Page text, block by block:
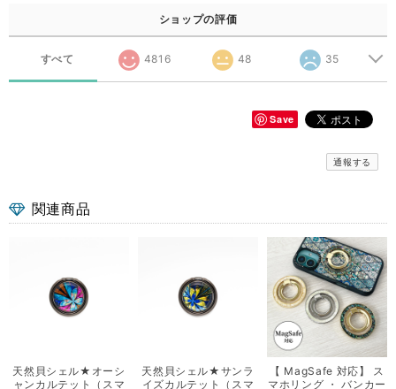
ショップの評価
すべて 4816 48 35
Save
通報する
関連商品
天然貝シェル★オーシ
ャンカルテット（スマ
天然貝シェル★サンラ
イズカルテット（スマ
【 MagSafe 対応】 ス
マホリング ・ バンカー